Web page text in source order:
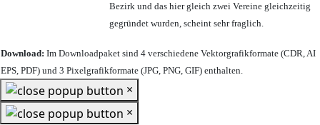
Bezirk und das hier gleich zwei Vereine gleichzeitig
gegründet wurden, scheint sehr fraglich.
Download: Im Downloadpaket sind 4 verschiedene Vektorgrafikformate (CDR, AI
EPS, PDF) und 3 Pixelgrafikformate (JPG, PNG, GIF) enthalten.
×
×